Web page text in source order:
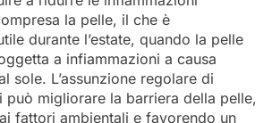
la pelle, il che è
durante l’estate, quando la pelle
a infiammazioni a causa
sole. L’assunzione regolare di
può migliorare la barriera della pelle,
fattori ambientali e favorendo un